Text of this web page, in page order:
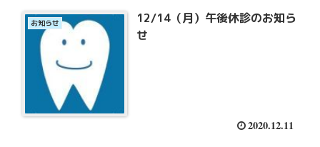
お知らせ
12/14（月）午後休診のお知ら
せ
2020.12.11